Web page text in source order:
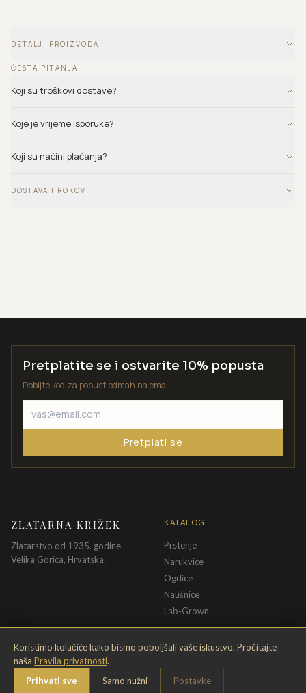
DETALJI PROIZVODA
ČESTA PITANJA
Koji su troškovi dostave?
Koje je vrijeme isporuke?
Koji su načini plaćanja?
DOSTAVA I ROKOVI
Koristimo kolačiće kako bismo poboljšali vaše iskustvo. Pročitajte
naša Pravila privatnosti.
Prihvati sve
Samo nužni Postavke
Pretplatite se i ostvarite 10% popusta
Dobijte kod za popust odmah na email.
Pretplati se
ZLATARNA KRIŽEK
Zlatarstvo od 1935. godine.
Velika Gorica, Hrvatska.
KATALOG
Prstenje
Narukvice
Ogrlice
Naušnice
Lab-Grown
INFORMACIJE
O nama
Kontakt
PRAVNE ODREDBE
Pravila privatnosti
Opći uvjeti